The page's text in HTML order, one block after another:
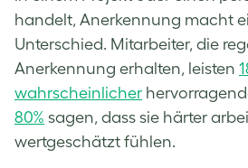
handelt, Anerkennung macht
Unterschied. Mitarbeiter, die
Anerkennung erhalten, leisten
wahrscheinlicher
80% sagen, dass sie härter
wertgeschätzt fühlen.